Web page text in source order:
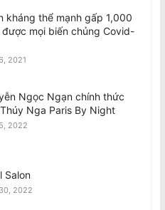
kháng thể mạnh gấp 1,000
được mọi biến chủng Covid-
2021
Ngọc Ngạn chính thức
Nga Paris By Night
2022
Salon
2022